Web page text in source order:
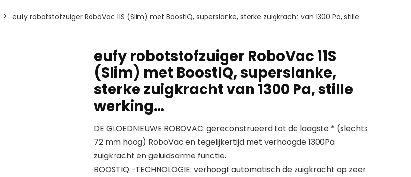
eufy robotstofzuiger RoboVac 11S (Slim) met BoostIQ, superslanke, sterke zuigkracht van 1300 Pa, stille
eufy robotstofzuiger RoboVac 11S
(Slim) met BoostIQ, superslanke,
sterke zuigkracht van 1300 Pa, stille
werking…
DE GLOEDNIEUWE ROBOVAC: gereconstrueerd tot de laagste * (slechts
72 mm hoog) RoboVac en tegelijkertijd met verhoogde 1300Pa
zuigkracht en geluidsarme functie.
BOOSTIQ -TECHNOLOGIE: verhoogt automatisch de zuigkracht op zeer